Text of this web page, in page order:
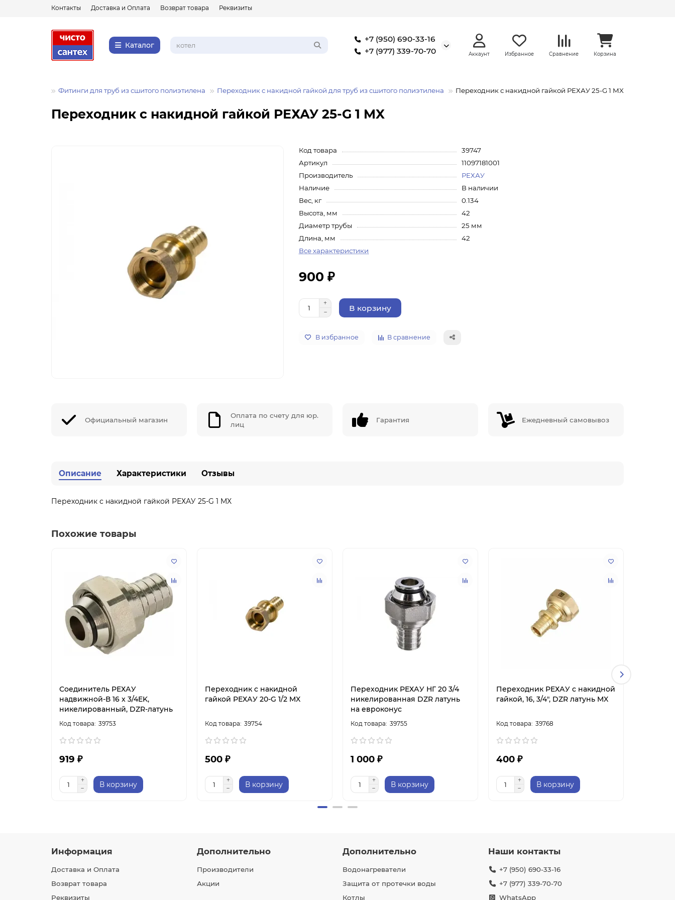
Контакты Доставка и Оплата Возврат товара Реквизиты
Каталог
+7 (950) 690-33-16
+7 (977) 339-70-70
Аккаунт Избранное Сравнение Корзина
Фитинги для труб из сшитого полиэтилена Переходник с накидной гайкой для труб из сшитого полиэтилена Переходник с накидной гайкой РЕХАУ 25-G 1 MX
Переходник с накидной гайкой РЕХАУ 25-G 1 MX
Код товара
39747
Артикул
11097181001
Производитель
РЕХАУ
Наличие
В наличии
Вес, кг
0.134
Высота, мм
42
Диаметр трубы
25 мм
Длина, мм
42
Все характеристики
900 ₽
В корзину
В избранное В сравнение
Официальный магазин
Оплата по счету для юр.
лиц
Гарантия Ежедневный самовывоз
Описание Характеристики Отзывы
Переходник с накидной гайкой РЕХАУ 25-G 1 MX
Похожие товары
Соединитель РЕХАУ
надвижной-В 16 x 3/4EK,
никелированный, DZR-латунь
39753
919 ₽
В корзину
Переходник с накидной
гайкой РЕХАУ 20-G 1/2 MX
39754
500 ₽
В корзину
Переходник РЕХАУ НГ 20 3/4
никелированная DZR латунь
на евроконус
39755
1 000 ₽
В корзину
Переходник РЕХАУ с накидной
гайкой, 16, 3/4", DZR латунь MX
39768
400 ₽
В корзину
Информация
Доставка и Оплата
Возврат товара
Реквизиты
Дополнительно
Производители
Акции
Дополнительно
Водонагреватели
Защита от протечки воды
Котлы
Наши контакты
+7 (950) 690-33-16
+7 (977) 339-70-70
WhatsApp